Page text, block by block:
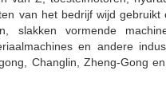
van het bedrijf wijd gebruikt
slakken vormende
en andere
Changlin, Zheng-Gong